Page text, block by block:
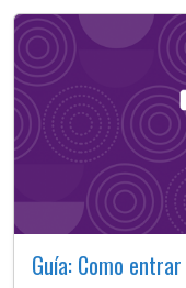
Guía: Como